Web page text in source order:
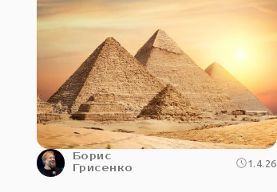
Борис
Грисенко
1.4.26